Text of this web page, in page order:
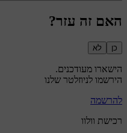
האם זה עזר?
כן לא